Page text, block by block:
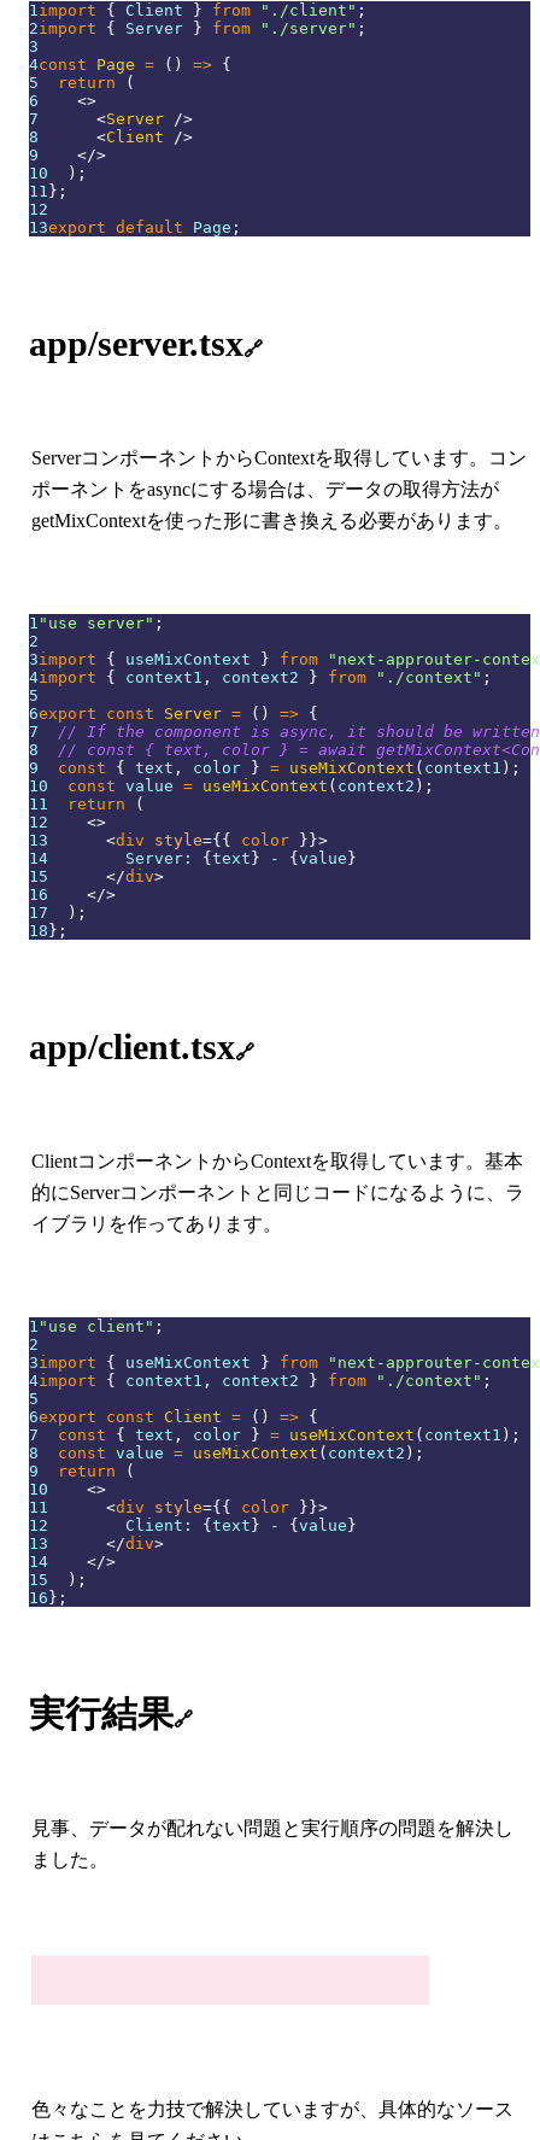
1import { Client } from "./client" ;
2import { Server } from "./server" ;
3
4const Page = ( ) => {
5
return
(
6
<>
7
<Server />
8
<Client
/>
9
</>
10
) ;
11 } ;
12
13export default Page ;
app/server.tsx🔗
ServerコンポーネントからContextを取得しています。コン
ポーネントをasyncにする場合は、データの取得方法が
getMixContextを使った形に書き換える必要があります。
1 "use server" ;
2
3import { useMixContext } from
"next-approuter-
4import { context1 , context2 } from "./context" ;
5
6export const Server = ( ) => {
7
// If the component is async, it should be
8
// const { text, color } = await
9
const { text , color } = useMixContext ( context1 ) ;
10
const value = useMixContext ( context2 ) ;
11
return
(
12
<>
13
<div style={ { color } }>
14
        Server:
{ text } - { value }
15
</div>
16
</>
17
) ;
18 } ;
app/client.tsx🔗
ClientコンポーネントからContextを取得しています。基本
的にServerコンポーネントと同じコードになるように、ラ
イブラリを作ってあります。
1 "use client" ;
2
3import { useMixContext } from
"next-approuter-
4import { context1 , context2 } from "./context" ;
5
6export const Client = ( ) => {
7
const { text , color } = useMixContext ( context1 ) ;
8
const value = useMixContext ( context2 ) ;
9
return
(
10
<>
11
<div style={ { color } }>
12
        Client:
{ text } - { value }
13
</div>
14
</>
15
) ;
16 } ;
実行結果🔗
見事、データが配れない問題と実行順序の問題を解決し
ました。
色々なことを力技で解決していますが、具体的なソース